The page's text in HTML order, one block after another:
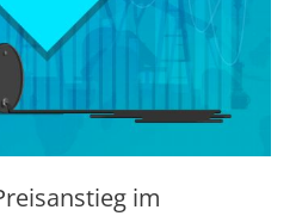
im